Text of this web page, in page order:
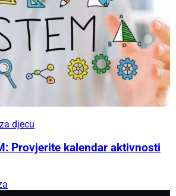
djecu
Provjerite kalendar aktivnosti